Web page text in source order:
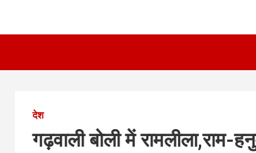
देश
गढ़वाली बोली में